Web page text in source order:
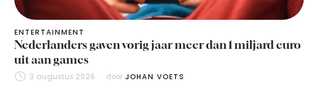
ENTERTAINMENT
Nederlanders gaven vorig jaar meer dan 1 miljard euro
uit aan games
3 augustus 2026 door JOHAN VOETS